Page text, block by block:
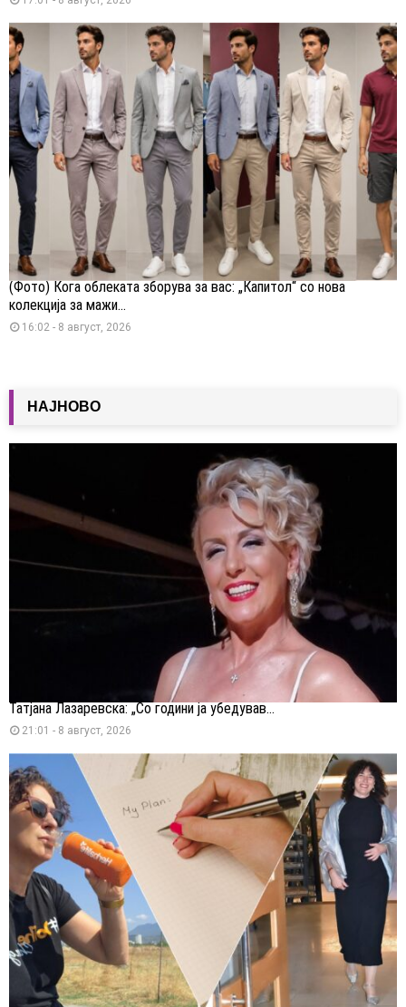
(Фото) Кога облеката зборува за вас: „Капитол“ со нова
колекција за мажи...
16:02 - 8 август, 2026
НАЈНОВО
Татјана Лазаревска: „Со години ја убедував...
21:01 - 8 август, 2026